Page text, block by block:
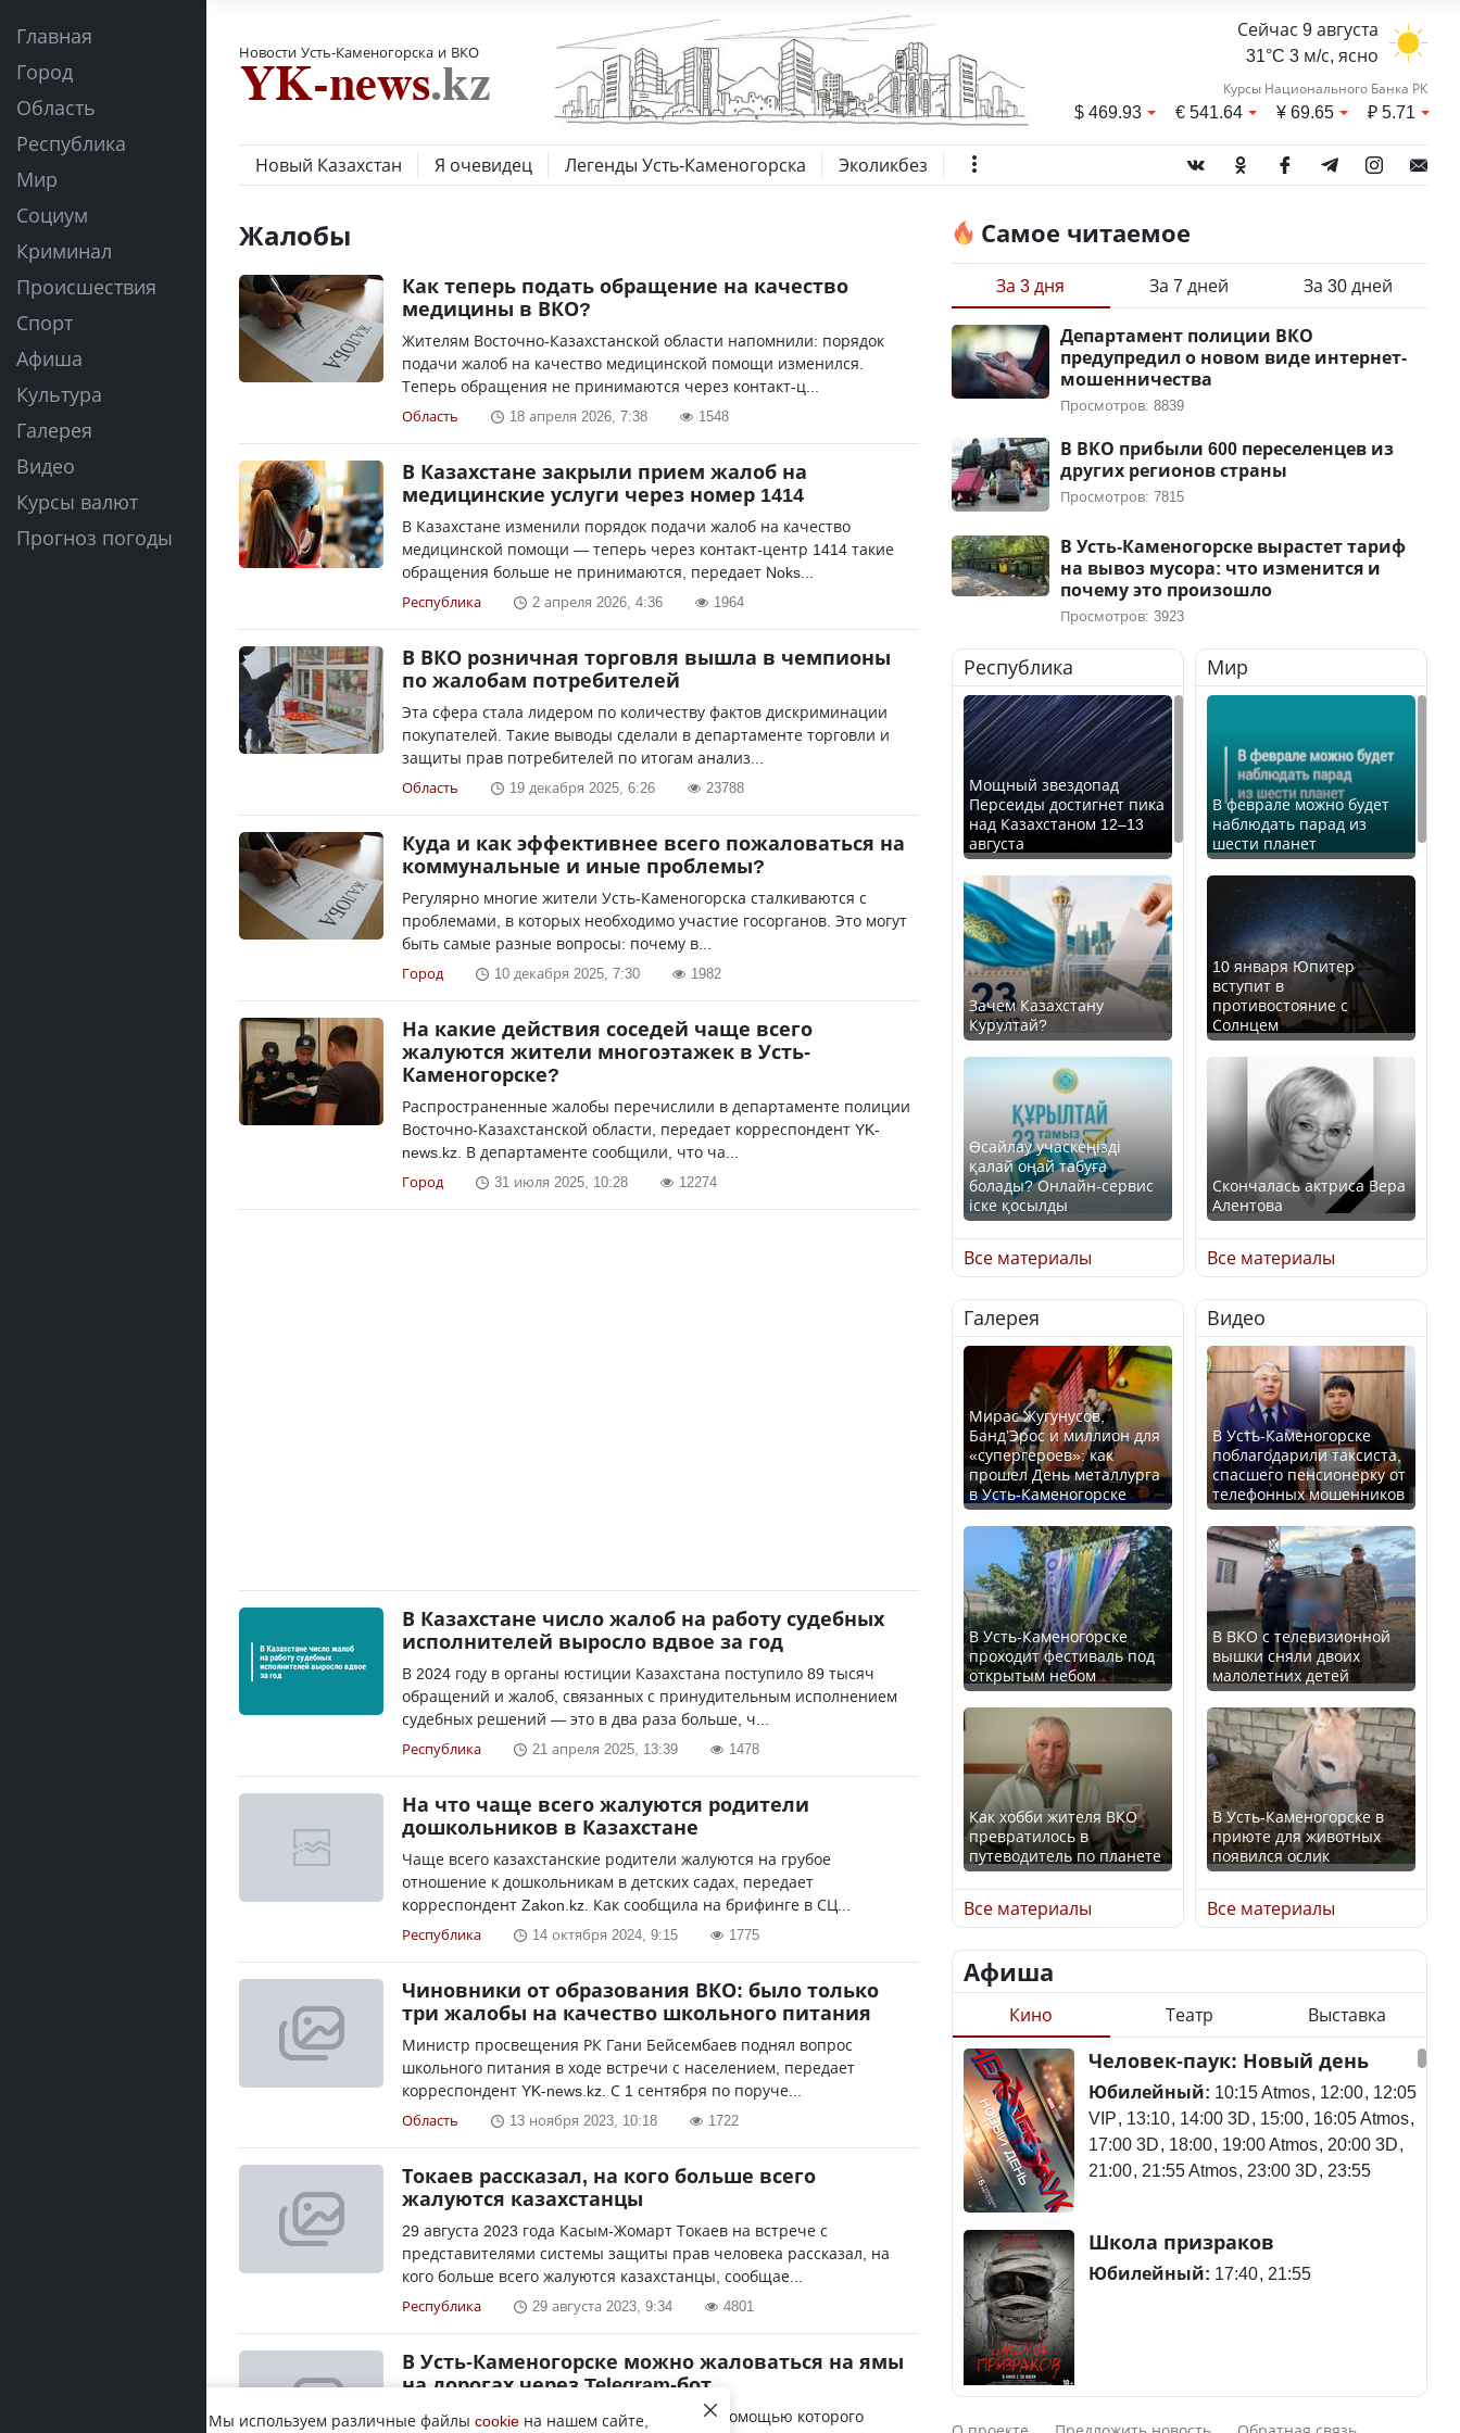
Главная
Город
Область
Республика
Мир
Социум
Криминал
Происшествия
Спорт
Афиша
Культура
Галерея
Видео
Курсы валют
Прогноз погоды
Новости Усть-Каменогорска и ВКО
Сейчас 9 августа
31°C 3 м/с, ясно
Курсы Национального Банка РК
$469.93 €541.64 ¥69.65 ₽5.71
Новый Казахстан Я очевидец Легенды Усть-Каменогорска Эколикбез
Жалобы
Как теперь подать обращение на качество
медицины в ВКО?
Жителям Восточно-Казахстанской области напомнили: порядок
подачи жалоб на качество медицинской помощи изменился.
Теперь обращения не принимаются через контакт-ц...
Область 18 апреля 2026, 7:38 1548
В Казахстане закрыли прием жалоб на
медицинские услуги через номер 1414
В Казахстане изменили порядок подачи жалоб на качество
медицинской помощи — теперь через контакт-центр 1414 такие
обращения больше не принимаются, передает Noks...
Республика 2 апреля 2026, 4:36 1964
В ВКО розничная торговля вышла в чемпионы
по жалобам потребителей
Эта сфера стала лидером по количеству фактов дискриминации
покупателей. Такие выводы сделали в департаменте торговли и
защиты прав потребителей по итогам анализ...
Область 19 декабря 2025, 6:26 23788
Куда и как эффективнее всего пожаловаться на
коммунальные и иные проблемы?
Регулярно многие жители Усть-Каменогорска сталкиваются с
проблемами, в которых необходимо участие госорганов. Это могут
быть самые разные вопросы: почему в...
Город 10 декабря 2025, 7:30 1982
На какие действия соседей чаще всего
жалуются жители многоэтажек в Усть-
Каменогорске?
Распространенные жалобы перечислили в департаменте полиции
Восточно-Казахстанской области, передает корреспондент YK-
news.kz. В департаменте сообщили, что ча...
Город 31 июля 2025, 10:28 12274
В Казахстане число жалоб на работу судебных
исполнителей выросло вдвое за год
В 2024 году в органы юстиции Казахстана поступило 89 тысяч
обращений и жалоб, связанных с принудительным исполнением
судебных решений — это в два раза больше, ч...
Республика 21 апреля 2025, 13:39 1478
На что чаще всего жалуются родители
дошкольников в Казахстане
Чаще всего казахстанские родители жалуются на грубое
отношение к дошкольникам в детских садах, передает
корреспондент Zakon.kz. Как сообщила на брифинге в СЦ...
Республика 14 октября 2024, 9:15 1775
Чиновники от образования ВКО: было только
три жалобы на качество школьного питания
Министр просвещения РК Гани Бейсембаев поднял вопрос
школьного питания в ходе встречи с населением, передает
корреспондент YK-news.kz. С 1 сентября по поруче...
Область 13 ноября 2023, 10:18 1722
Токаев рассказал, на кого больше всего
жалуются казахстанцы
29 августа 2023 года Касым-Жомарт Токаев на встрече с
представителями системы защиты прав человека рассказал, на
кого больше всего жалуются казахстанцы, сообщае...
Республика 29 августа 2023, 9:34 4801
В Усть-Каменогорске можно жаловаться на ямы
на дорогах через Telegram-бот
В акимате презентовали новый сервис, с помощью которого
Самое читаемое
За 3 дня За 7 дней За 30 дней
Департамент полиции ВКО
предупредил о новом виде интернет-
мошенничества
Просмотров: 8839
В ВКО прибыли 600 переселенцев из
других регионов страны
Просмотров: 7815
В Усть-Каменогорске вырастет тариф
на вывоз мусора: что изменится и
почему это произошло
Просмотров: 3923
Республика
Мощный звездопад
Персеиды достигнет пика
над Казахстаном 12–13
августа
Зачем Казахстану
Курултай?
Өсайлау учаскеңізді
қалай оңай табуға
болады? Онлайн-сервис
іске қосылды
Как легко найти свой
участок для голосования?
Минтруда назвало
отрасли с самыми
высокими зарплатными
предложениями
Искусственный интеллект
официально включили в
школьную программу
Казахстана
В Казахстане стало
проще получить
направления на
медицинские
обследования
Қазақстан Орталық Азия
елдері арасында әл-ауқат
индексінде көш бастады
Казахстан возглавил
рейтинг благополучия
среди стран Центральной
Азии
Все материалы
Мир
В феврале можно будет
наблюдать парад из
шести планет
10 января Юпитер
вступит в
противостояние с
Солнцем
Скончалась актриса Вера
Алентова
В РФ вынесен заочный
приговор по уголовному
делу об убийстве Игоря
Талькова
В России введены
дополнительные
ограничения для
казахстанских прав
Трамп официально
вступил в должность
президента США
Луну признали объектом
культурного наследия,
находящегося под
угрозой исчезновения
Станет ли
метапневмовирус
эпидемией, рассказали в
ВОЗ
потерпел крушение в
Южной Корее, погибли
120 человек
Все материалы
Галерея
Мирас Жугунусов,
Банд’Эрос и миллион для
«супергероев»: как
прошел День металлурга
в Усть-Каменогорске
В Усть-Каменогорске
проходит фестиваль под
открытым небом
Как хобби жителя ВКО
превратилось в
путеводитель по планете
Все материалы
Видео
В Усть-Каменогорске
поблагодарили таксиста,
спасшего пенсионерку от
телефонных мошенников
В ВКО с телевизионной
вышки сняли двоих
малолетних детей
В Усть-Каменогорске в
приюте для животных
появился ослик
Все материалы
Афиша
Кино Театр Выставка
Человек-паук: Новый день
Юбилейный: 10:15 Atmos 12:00 12:05
VIP 13:10 14:00 3D 15:00 16:05 Atmos
17:00 3D 18:00 19:00 Atmos 20:00 3D
21:00 21:55 Atmos 23:00 3D 23:55
Школа призраков
Юбилейный: 17:40 21:55
Смешарики сквозь вселенные
Мы используем различные файлы cookie на нашем сайте,